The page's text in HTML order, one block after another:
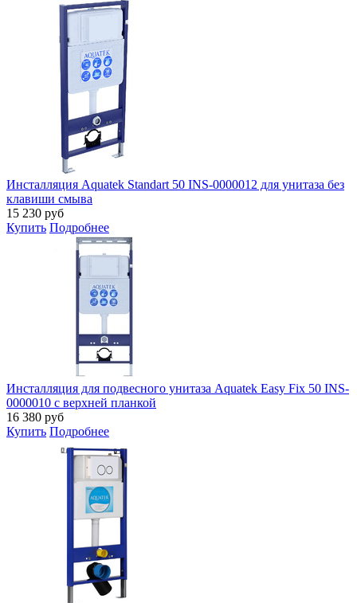
Инсталляция Aquatek Standart 50 INS-0000012 для унитаза без
клавиши смыва
15 230 руб
Купить Подробнее
Инсталляция для подвесного унитаза Aquatek Easy Fix 50 INS-
0000010 с верхней планкой
16 380 руб
Купить Подробнее